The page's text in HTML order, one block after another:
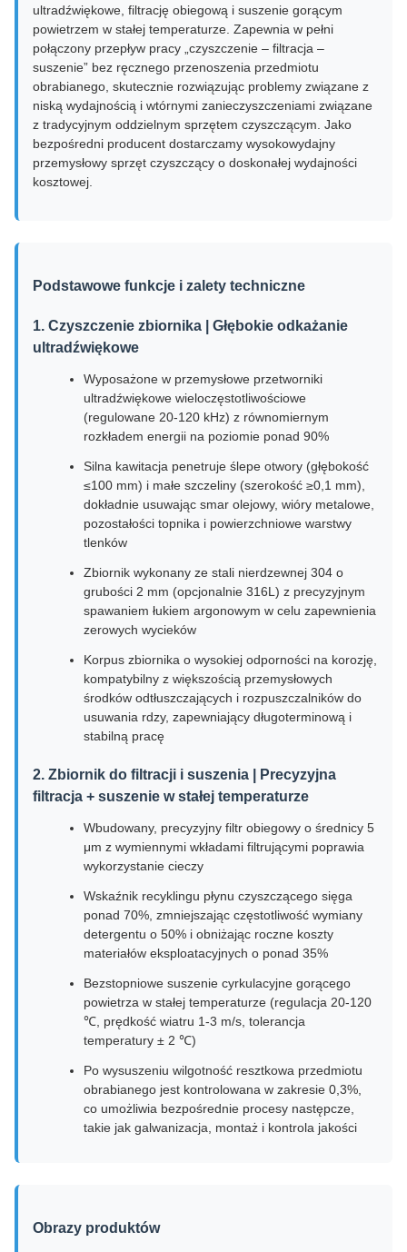
ultradźwiękowe, filtrację obiegową i suszenie gorącym
powietrzem w stałej temperaturze. Zapewnia w pełni
połączony przepływ pracy „czyszczenie – filtracja –
suszenie” bez ręcznego przenoszenia przedmiotu
obrabianego, skutecznie rozwiązując problemy związane z
niską wydajnością i wtórnymi zanieczyszczeniami związane
z tradycyjnym oddzielnym sprzętem czyszczącym. Jako
bezpośredni producent dostarczamy wysokowydajny
przemysłowy sprzęt czyszczący o doskonałej wydajności
kosztowej.
Podstawowe funkcje i zalety techniczne
1. Czyszczenie zbiornika | Głębokie odkażanie
ultradźwiękowe
Wyposażone w przemysłowe przetworniki
ultradźwiękowe wieloczęstotliwościowe
(regulowane 20-120 kHz) z równomiernym
rozkładem energii na poziomie ponad 90%
Silna kawitacja penetruje ślepe otwory (głębokość
≤100 mm) i małe szczeliny (szerokość ≥0,1 mm),
dokładnie usuwając smar olejowy, wióry metalowe,
pozostałości topnika i powierzchniowe warstwy
tlenków
Zbiornik wykonany ze stali nierdzewnej 304 o
grubości 2 mm (opcjonalnie 316L) z precyzyjnym
spawaniem łukiem argonowym w celu zapewnienia
zerowych wycieków
Korpus zbiornika o wysokiej odporności na korozję,
kompatybilny z większością przemysłowych
środków odtłuszczających i rozpuszczalników do
usuwania rdzy, zapewniający długoterminową i
stabilną pracę
2. Zbiornik do filtracji i suszenia | Precyzyjna
filtracja + suszenie w stałej temperaturze
Wbudowany, precyzyjny filtr obiegowy o średnicy 5
μm z wymiennymi wkładami filtrującymi poprawia
wykorzystanie cieczy
Wskaźnik recyklingu płynu czyszczącego sięga
ponad 70%, zmniejszając częstotliwość wymiany
detergentu o 50% i obniżając roczne koszty
materiałów eksploatacyjnych o ponad 35%
Bezstopniowe suszenie cyrkulacyjne gorącego
powietrza w stałej temperaturze (regulacja 20-120
℃, prędkość wiatru 1-3 m/s, tolerancja
temperatury ± 2 ℃)
Po wysuszeniu wilgotność resztkowa przedmiotu
obrabianego jest kontrolowana w zakresie 0,3%,
co umożliwia bezpośrednie procesy następcze,
takie jak galwanizacja, montaż i kontrola jakości
Obrazy produktów